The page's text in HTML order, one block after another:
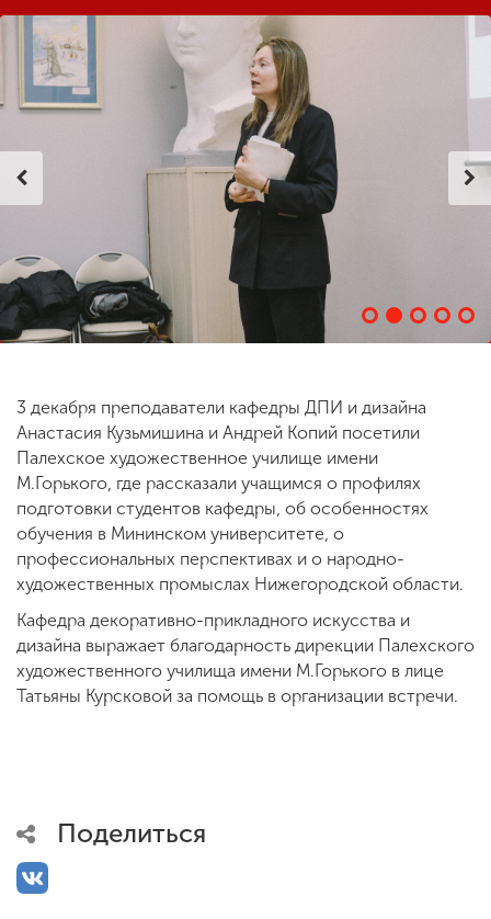
ENG
Приемная
комиссия
+7 (831) 262-26-20
3 декабря преподаватели кафедры ДПИ и дизайна
Анастасия Кузьмишина и Андрей Копий посетили
Палехское художественное училище имени
М.Горького, где рассказали учащимся о профилях
подготовки студентов кафедры, об особенностях
обучения в Мининском университете, о
профессиональных перспективах и о народно-
художественных промыслах Нижегородской области.
Кафедра декоративно-прикладного искусства и
дизайна выражает благодарность дирекции Палехского
художественного училища имени М.Горького в лице
Татьяны Курсковой за помощь в организации встречи.
Поделиться